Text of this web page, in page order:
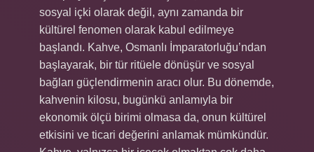
sosyal içki olarak değil, aynı zamanda bir
kültürel fenomen olarak kabul edilmeye
başlandı. Kahve, Osmanlı İmparatorluğu’ndan
başlayarak, bir tür ritüele dönüşür ve sosyal
bağları güçlendirmenin aracı olur. Bu dönemde,
kahvenin kilosu, bugünkü anlamıyla bir
ekonomik ölçü birimi olmasa da, onun kültürel
etkisini ve ticari değerini anlamak mümkündür.